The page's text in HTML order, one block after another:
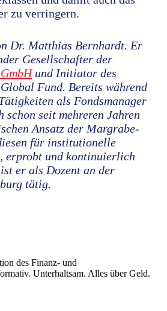
zu verringern.
Dr. Matthias Bernhardt. Er
Gesellschafter der
und Initiator des
Fund. Bereits während
als Fondsmanager
schon seit mehreren Jahren
Ansatz der Margrabe-
für institutionelle
erprobt und kontinuierlich
er als Dozent an der
tätig.
des Finanz- und
Unterhaltsam. Alles über Geld.